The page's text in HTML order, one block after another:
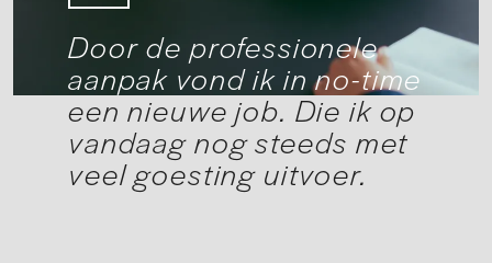
Door de professionele
aanpak vond ik in no-time
een nieuwe job. Die ik op
vandaag nog steeds met
veel goesting uitvoer.